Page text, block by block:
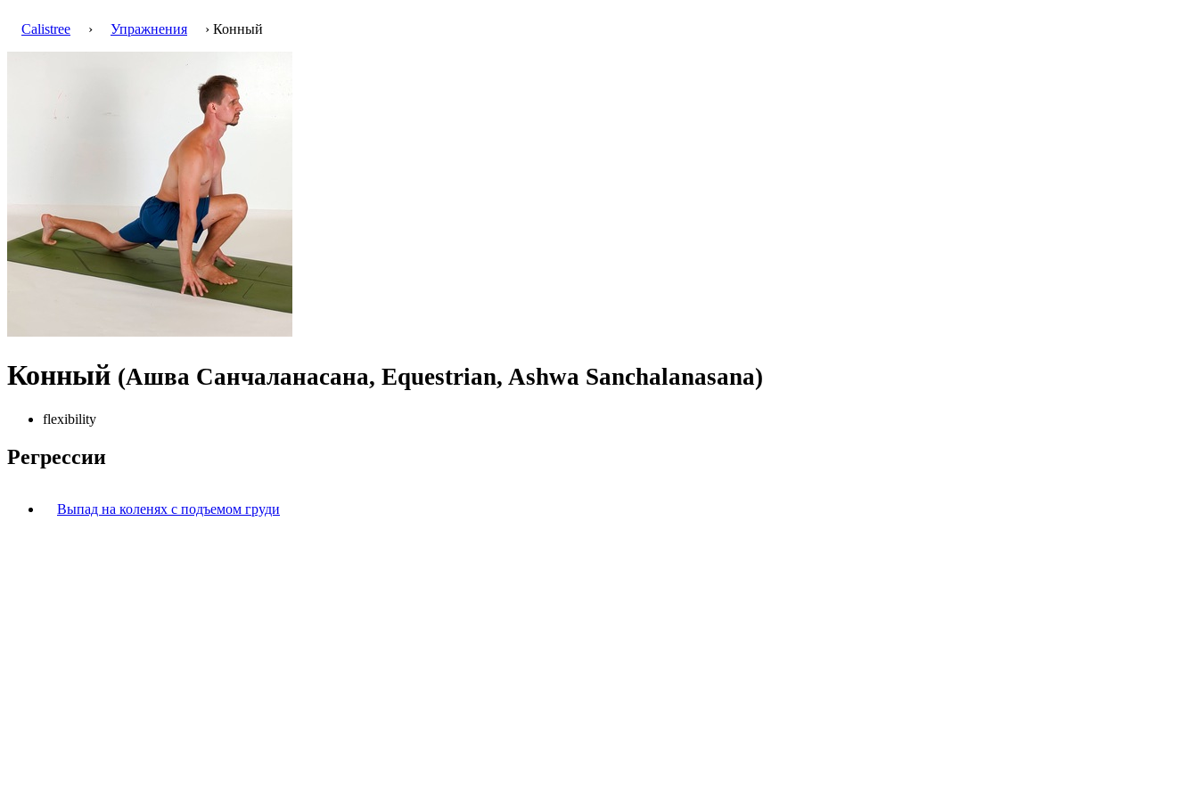
Calistree › Упражнения › Конный
Конный (Ашва Санчаланасана, Equestrian, Ashwa Sanchalanasana)
flexibility
Регрессии
Выпад на коленях с подъемом груди